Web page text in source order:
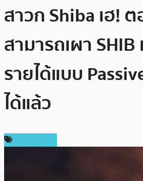
สาวก Shiba เฮ!
สามารถเผา
รายได้แบบ
ได้แล้ว